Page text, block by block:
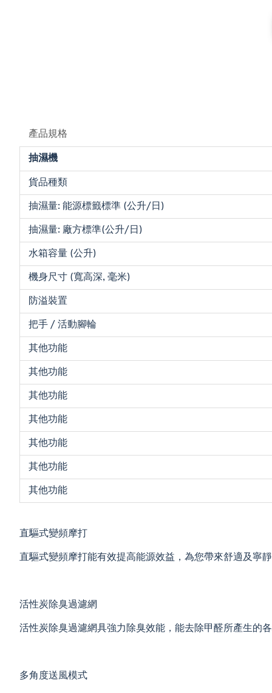
產品規格
抽濕機
貨品種類
抽濕量: 能源標籤標準 (公升/日)
抽濕量: 廠方標準(公升/日)
水箱容量 (公升)
機身尺寸 (寬高深, 毫米)
防溢裝置
把手 / 活動腳輪
其他功能
其他功能
其他功能
其他功能
其他功能
其他功能
其他功能
直驅式變頻摩打
直驅式變頻摩打能有效提高能源效益，為您帶來舒適及寧靜
活性炭除臭過濾網
活性炭除臭過濾網具強力除臭效能，能去除甲醛所產生的
多角度送風模式